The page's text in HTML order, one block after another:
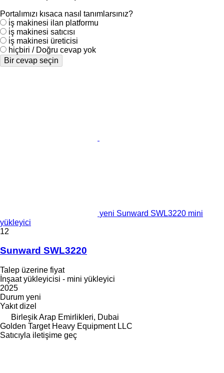
Portalımızı kısaca nasıl tanımlarsınız?
i̇ş makinesi ilan platformu
i̇ş makinesi satıcısı
i̇ş makinesi üreticisi
hiçbiri / Doğru cevap yok
Bir cevap seçin
yeni Sunward SWL3220 mini
yükleyici
12
Sunward SWL3220
Talep üzerine fiyat
İnşaat yükleyicisi - mini yükleyici
2025
Durum yeni
Yakıt dizel
Birleşik Arap Emirlikleri, Dubai
Golden Target Heavy Equipment LLC
Satıcıyla iletişime geç